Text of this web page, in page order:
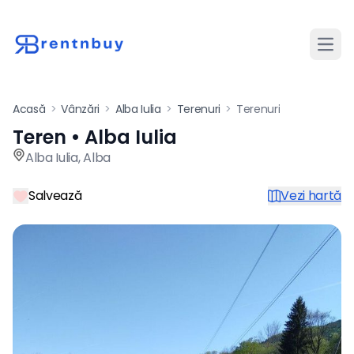
Acasă > Vânzări > Alba Iulia > Terenuri > Terenuri
Teren de vânzare în Alba
Teren • Alba Iulia
Alba Iulia,Alba
Salvează Vezi hartă